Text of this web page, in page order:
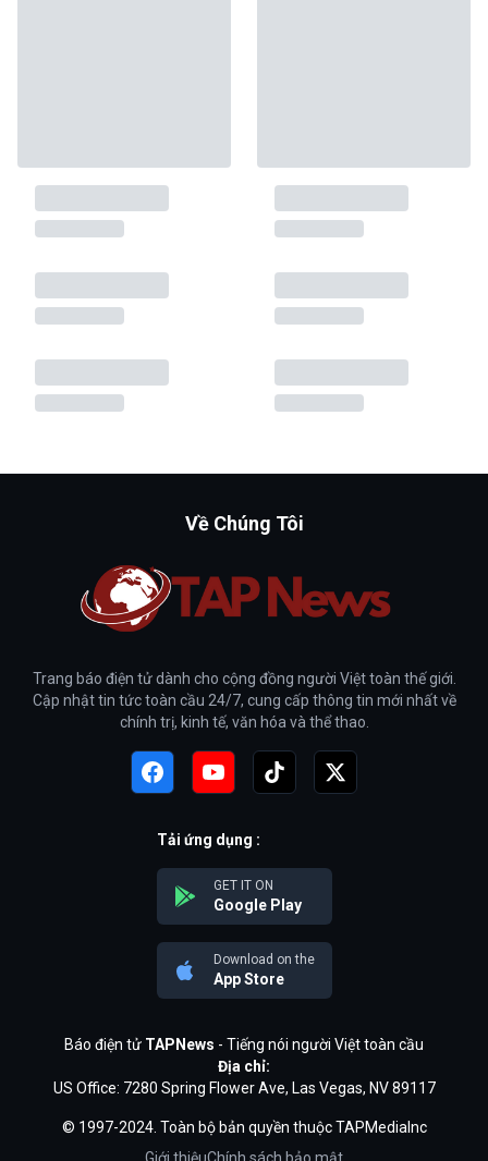
Về Chúng Tôi
Trang báo điện tử dành cho cộng đồng người Việt toàn thế giới.
Cập nhật tin tức toàn cầu 24/7, cung cấp thông tin mới nhất về
chính trị, kinh tế, văn hóa và thể thao.
Tải ứng dụng :
GET IT ON
Google Play
Download on the
App Store
Báo điện tử TAPNews - Tiếng nói người Việt toàn cầu
Địa chỉ:
US Office: 7280 Spring Flower Ave, Las Vegas, NV 89117
© 1997-2024. Toàn bộ bản quyền thuộc TAPMediaInc